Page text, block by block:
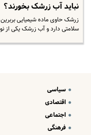
نباید آب زرشک بخورند؟
زرشک حاوی ماده شیمیایی
سلامتی دارد و آب زرشک یکی از
سیاسی
اقتصادی
اجتماعی
فرهنگی